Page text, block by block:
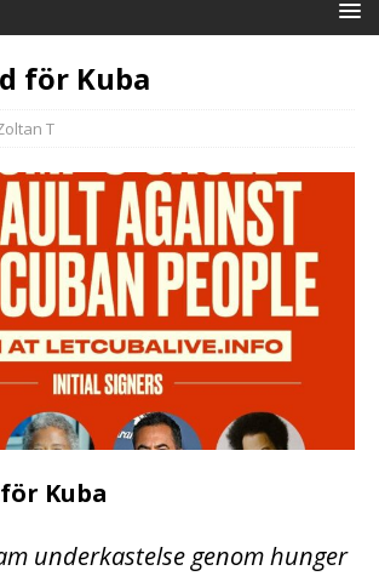
för Kuba
T
Kuba
underkastelse genom hunger